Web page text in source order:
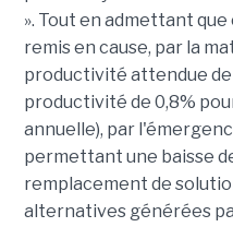
». Tout en admettant
remis en cause, par la
productivité attendue de
productivité de 0,8%
annuelle), par
permettant une baisse
remplacement de
alternatives générées